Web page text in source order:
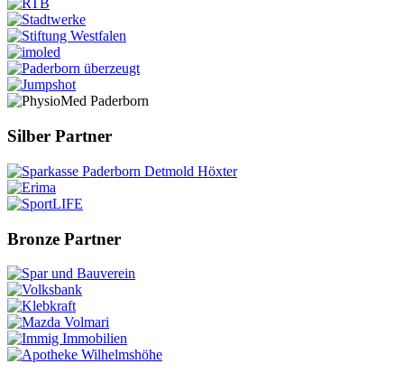
Silber Partner
Bronze Partner